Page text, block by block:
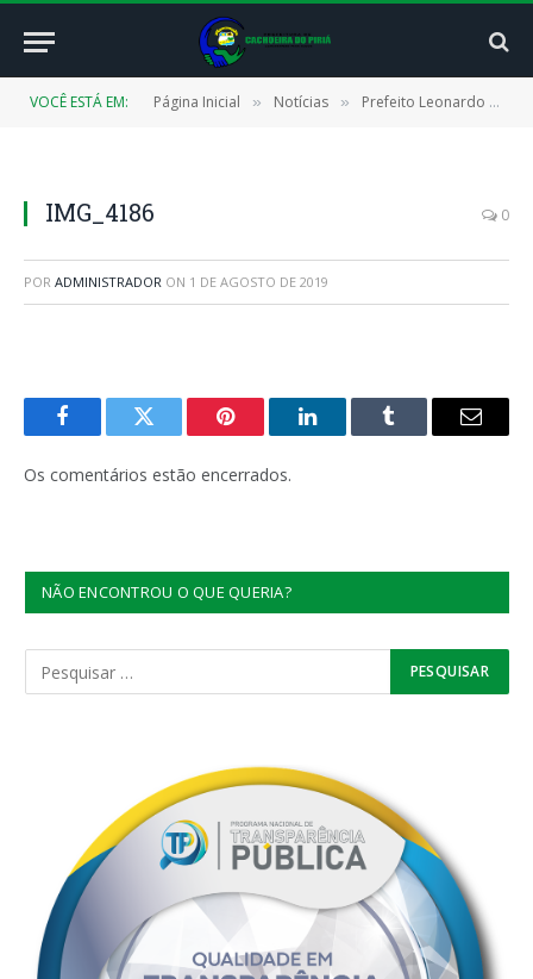
VOCÊ ESTÁ EM: Página Inicial » Notícias » Prefeito Leonardo entrega certificado de dispensa de corporação
IMG_4186 0
POR ADMINISTRADOR ON 1 DE AGOSTO DE 2019
FacebookTwitter Pinterest LinkedInTumblr
E-
Os comentários estão encerrados.
NÃO ENCONTROU O QUE QUERIA?